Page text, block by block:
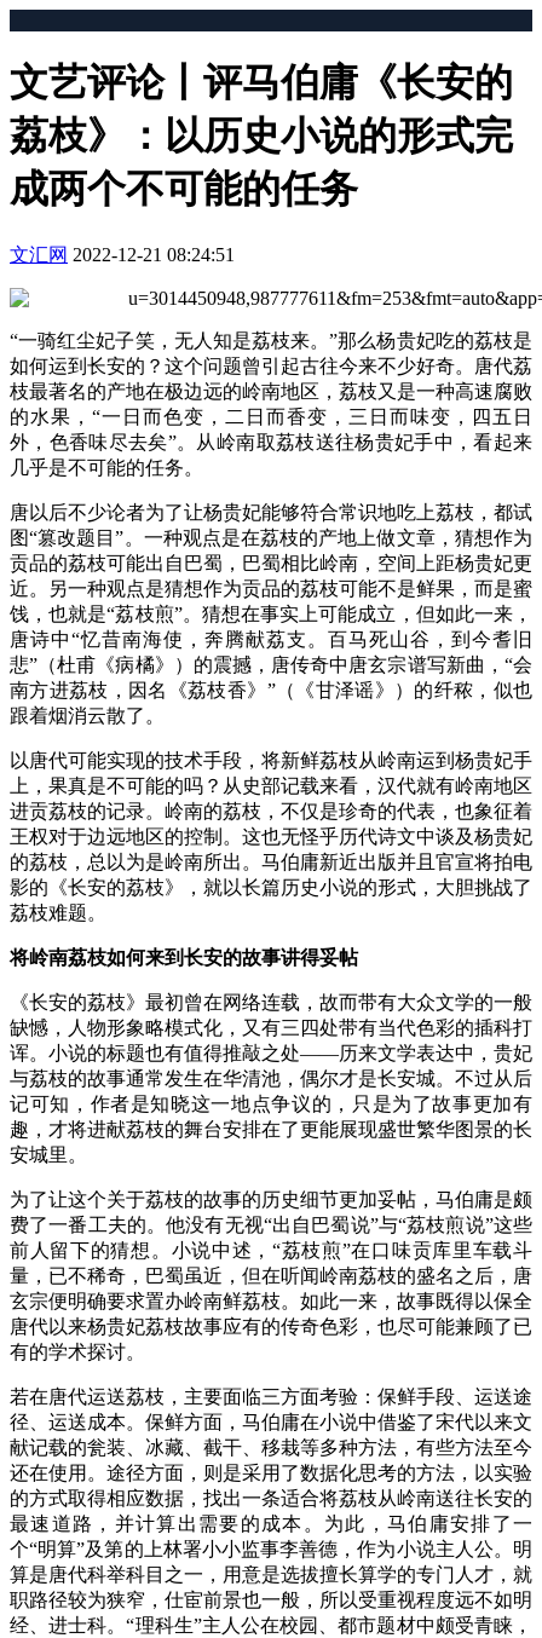
文艺评论丨评马伯庸《长安的
荔枝》：以历史小说的形式完
成两个不可能的任务
文汇网 2022-12-21 08:24:51
“一骑红尘妃子笑，无人知是荔枝来。”那么杨贵妃吃的荔枝是
如何运到长安的？这个问题曾引起古往今来不少好奇。唐代荔
枝最著名的产地在极边远的岭南地区，荔枝又是一种高速腐败
的水果，“一日而色变，二日而香变，三日而味变，四五日
外，色香味尽去矣”。从岭南取荔枝送往杨贵妃手中，看起来
几乎是不可能的任务。
唐以后不少论者为了让杨贵妃能够符合常识地吃上荔枝，都试
图“篡改题目”。一种观点是在荔枝的产地上做文章，猜想作为
贡品的荔枝可能出自巴蜀，巴蜀相比岭南，空间上距杨贵妃更
近。另一种观点是猜想作为贡品的荔枝可能不是鲜果，而是蜜
饯，也就是“荔枝煎”。猜想在事实上可能成立，但如此一来，
唐诗中“忆昔南海使，奔腾献荔支。百马死山谷，到今耆旧
悲”（杜甫《病橘》）的震撼，唐传奇中唐玄宗谱写新曲，“会
南方进荔枝，因名《荔枝香》”（《甘泽谣》）的纤秾，似也
跟着烟消云散了。
以唐代可能实现的技术手段，将新鲜荔枝从岭南运到杨贵妃手
上，果真是不可能的吗？从史部记载来看，汉代就有岭南地区
进贡荔枝的记录。岭南的荔枝，不仅是珍奇的代表，也象征着
王权对于边远地区的控制。这也无怪乎历代诗文中谈及杨贵妃
的荔枝，总以为是岭南所出。马伯庸新近出版并且官宣将拍电
影的《长安的荔枝》，就以长篇历史小说的形式，大胆挑战了
荔枝难题。
将岭南荔枝如何来到长安的故事讲得妥帖
《长安的荔枝》最初曾在网络连载，故而带有大众文学的一般
缺憾，人物形象略模式化，又有三四处带有当代色彩的插科打
诨。小说的标题也有值得推敲之处——历来文学表达中，贵妃
与荔枝的故事通常发生在华清池，偶尔才是长安城。不过从后
记可知，作者是知晓这一地点争议的，只是为了故事更加有
趣，才将进献荔枝的舞台安排在了更能展现盛世繁华图景的长
安城里。
为了让这个关于荔枝的故事的历史细节更加妥帖，马伯庸是颇
费了一番工夫的。他没有无视“出自巴蜀说”与“荔枝煎说”这些
前人留下的猜想。小说中述，“荔枝煎”在口味贡库里车载斗
量，已不稀奇，巴蜀虽近，但在听闻岭南荔枝的盛名之后，唐
玄宗便明确要求置办岭南鲜荔枝。如此一来，故事既得以保全
唐代以来杨贵妃荔枝故事应有的传奇色彩，也尽可能兼顾了已
有的学术探讨。
若在唐代运送荔枝，主要面临三方面考验：保鲜手段、运送途
径、运送成本。保鲜方面，马伯庸在小说中借鉴了宋代以来文
献记载的瓮装、冰藏、截干、移栽等多种方法，有些方法至今
还在使用。途径方面，则是采用了数据化思考的方法，以实验
的方式取得相应数据，找出一条适合将荔枝从岭南送往长安的
最速道路，并计算出需要的成本。为此，马伯庸安排了一
个“明算”及第的上林署小小监事李善德，作为小说主人公。明
算是唐代科举科目之一，用意是选拔擅长算学的专门人才，就
职路径较为狭窄，仕宦前景也一般，所以受重视程度远不如明
经、进士科。“理科生”主人公在校园、都市题材中颇受青睐，